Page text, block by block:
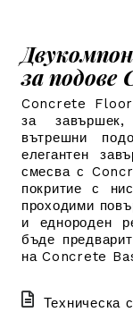
за подове
Concrete Floor
за
вътрешни
елегантен
смесва с
покритие с
проходими
и еднороден
бъде
на Concrete
Техническа